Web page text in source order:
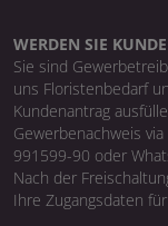
WERDEN SIE
Sie sind
uns Floristenbedarf
Kundenantrag
Gewerbenachweis
991599-90 oder
Nach der
Ihre Zugangsdaten